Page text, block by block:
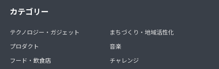
カテゴリー
テクノロジー・ガジェット
プロダクト
フード・飲食店
まちづくり・地域活性化
音楽
チャレンジ